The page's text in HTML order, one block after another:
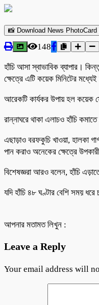
📸 Download News PhotoCard
148
হাঁচি আসা স্বাভাবিক ব্যাপার।
ক্ষেত্রে এটি কয়েক মিনিটের
আরেকটি কার্যকর উপায় হল কয়েক
রান্নাঘরে থাকা এলাচও হাঁচি
এছাড়াও বরফকুচি খাওয়া, হালকা
পান করাও অনেকের ক্ষেত্রে
বিশেষজ্ঞরা আরও বলেন, হাঁচি
যদি হাঁচি ৪৮ ঘণ্টার বেশি সময়
আপনার মতামত লিখুন :
Leave a Reply
Your email address will